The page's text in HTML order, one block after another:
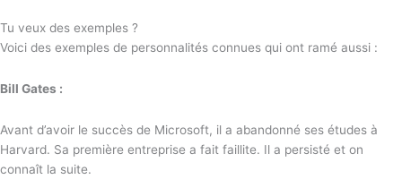
Tu veux des exemples ?
Voici des exemples de personnalités connues qui ont ramé aussi :
Bill Gates :
Avant d’avoir le succès de Microsoft, il a abandonné ses études à
Harvard. Sa première entreprise a fait faillite. Il a persisté et on
connaît la suite.